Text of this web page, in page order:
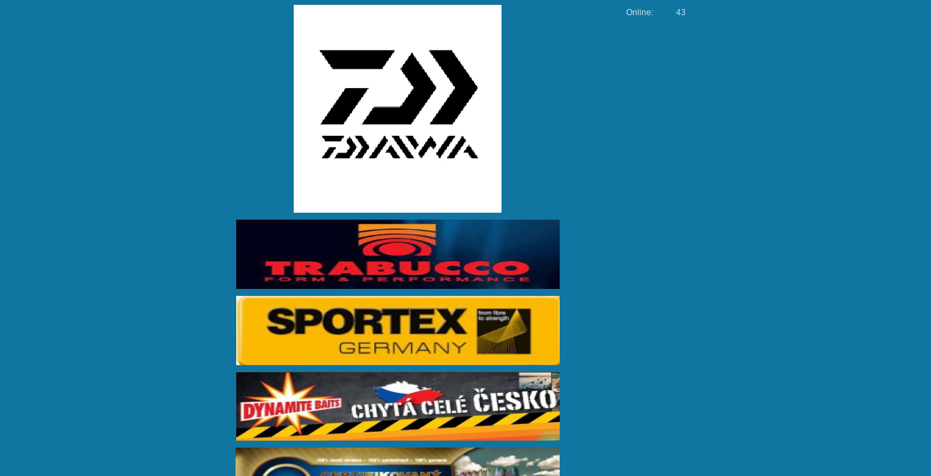
Online: 43